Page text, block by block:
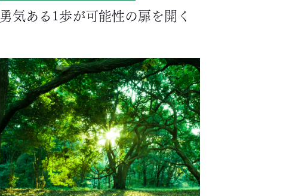
勇気ある1歩が可能性の扉を開く